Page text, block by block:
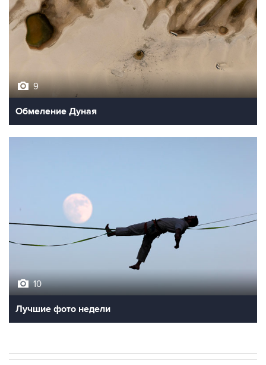
9
Обмеление Дуная
10
Лучшие фото недели